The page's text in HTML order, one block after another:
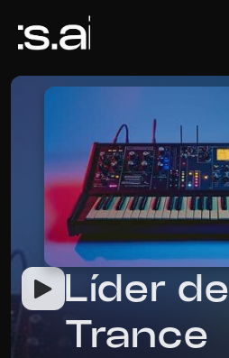
Líder de
Trance